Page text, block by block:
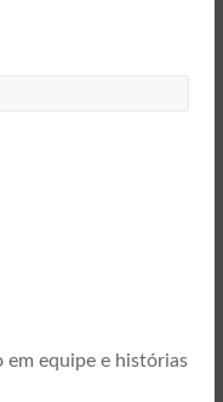
em equipe e histórias